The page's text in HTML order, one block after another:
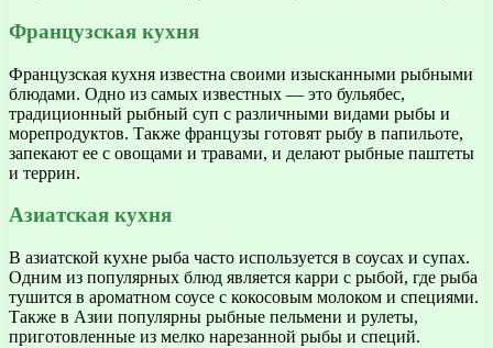
Французская кухня
Французская кухня известна своими изысканными рыбными
блюдами. Одно из самых известных — это бульябес,
традиционный рыбный суп с различными видами рыбы и
морепродуктов. Также французы готовят рыбу в папильоте,
запекают ее с овощами и травами, и делают рыбные паштеты
и террин.
Азиатская кухня
В азиатской кухне рыба часто используется в соусах и супах.
Одним из популярных блюд является карри с рыбой, где рыба
тушится в ароматном соусе с кокосовым молоком и специями.
Также в Азии популярны рыбные пельмени и рулеты,
приготовленные из мелко нарезанной рыбы и специй.